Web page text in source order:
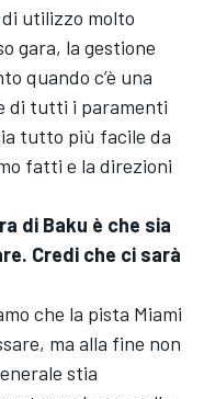
utilizzo molto
gara, la gestione
quando c’è una
di tutti i paramenti
tutto più facile da
fatti e la direzioni
di Baku è che sia
Credi che ci sarà
che la pista Miami
ma alla fine non
stia